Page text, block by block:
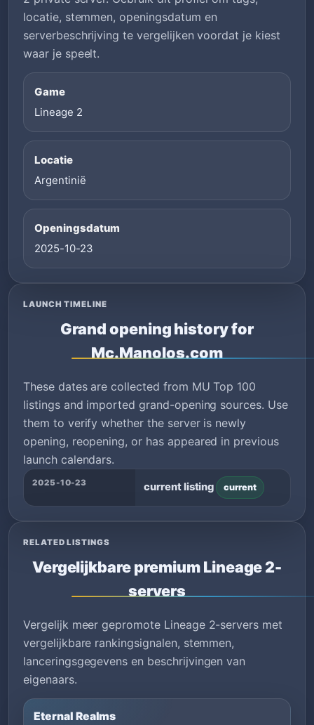
locatie, stemmen, openingsdatum en
serverbeschrijving te vergelijken voordat je kiest
waar je speelt.
Game
Lineage 2
Locatie
Argentinië
Openingsdatum
2025-10-23
LAUNCH TIMELINE
Grand opening history for
Mc.Manolos.com
These dates are collected from MU Top 100
listings and imported grand-opening sources. Use
them to verify whether the server is newly
opening, reopening, or has appeared in previous
launch calendars.
2025-10-23 current listing current
RELATED LISTINGS
Vergelijkbare premium Lineage 2-
servers
Vergelijk meer gepromote Lineage 2-servers met
vergelijkbare rankingsignalen, stemmen,
lanceringsgegevens en beschrijvingen van
eigenaars.
Eternal Realms